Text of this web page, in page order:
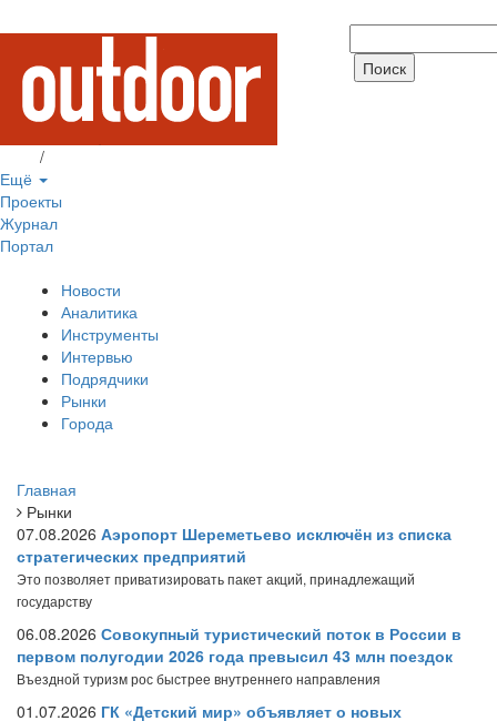
/
Ещё
Проекты
Журнал
Портал
Новости
Аналитика
Инструменты
Интервью
Подрядчики
Рынки
Города
Главная
Рынки
07.08.2026 Аэропорт Шереметьево исключён из списка
стратегических предприятий
Это позволяет приватизировать пакет акций, принадлежащий
государству
06.08.2026 Совокупный туристический поток в России в
первом полугодии 2026 года превысил 43 млн поездок
Въездной туризм рос быстрее внутреннего направления
01.07.2026 ГК «Детский мир» объявляет о новых